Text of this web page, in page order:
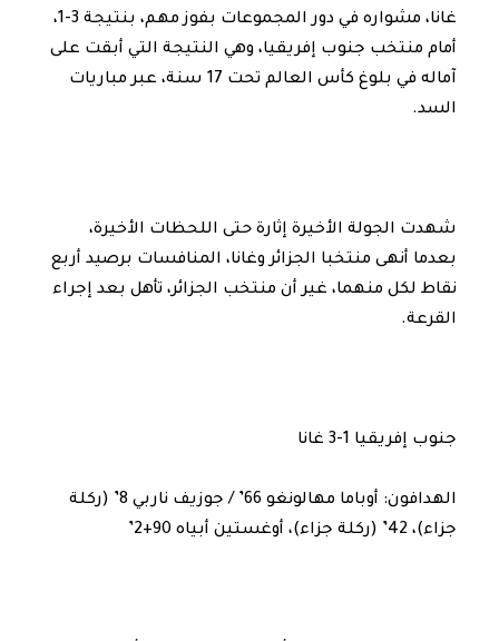
غانا، مشواره في دور المجموعات بفوز مهم، بنتيجة 3-1،
أمام منتخب جنوب إفريقيا، وهي النتيجة التي أبقت على
آماله في بلوغ كأس العالم تحت 17 سنة، عبر مباريات
السد.
شهدت الجولة الأخيرة إثارة حتى اللحظات الأخيرة،
بعدما أنهى منتخبا الجزائر وغانا، المنافسات برصيد أربع
نقاط لكل منهما، غير أن منتخب الجزائر، تأهل بعد إجراء
القرعة.
جنوب إفريقيا 1-3 غانا
الهدافون: أوباما مهالونغو 66’ / جوزيف ناربي 8’ (ركلة
جزاء)، 42’ (ركلة جزاء)، أوغستين أبياه 90+2’